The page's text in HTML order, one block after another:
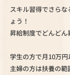
スキル習得でさら
ょう！
昇給制度でどんどん
学生の方で月10万円
主婦の方は扶養の範